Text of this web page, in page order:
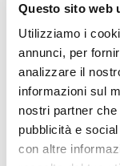
Questo sito web
Utilizziamo i
annunci, per
analizzare il
informazioni sul
nostri partner
pubblicità e
con altre
A partire da
24,75 €